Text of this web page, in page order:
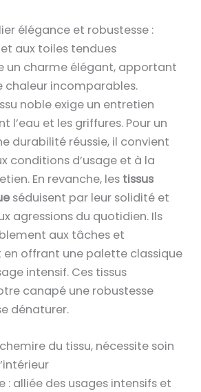
élégance et robustesse :
aux toiles tendues
un charme élégant, apportant
chaleur incomparables.
noble exige un entretien
l’eau et les griffures. Pour un
durabilité réussie, il convient
conditions d’usage et à la
En revanche, les tissus
séduisent par leur solidité et
agressions du quotidien. Ils
aux tâches et
offrant une palette classique
intensif. Ces tissus
canapé une robustesse
dénaturer.
du tissu, nécessite soin
: alliée des usages intensifs et